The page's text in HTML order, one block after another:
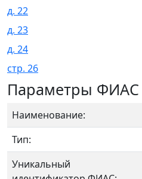
д. 22
д. 23
д. 24
стр. 26
Параметры ФИАС
Наименование:
Тип:
Уникальный